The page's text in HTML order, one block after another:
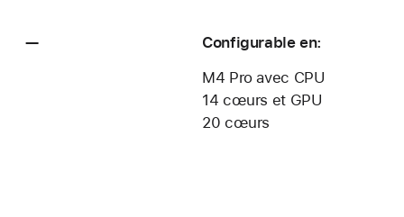
—Non
Configurable en:
M4 Pro avec CPU
14 cœurs et GPU
20 cœurs